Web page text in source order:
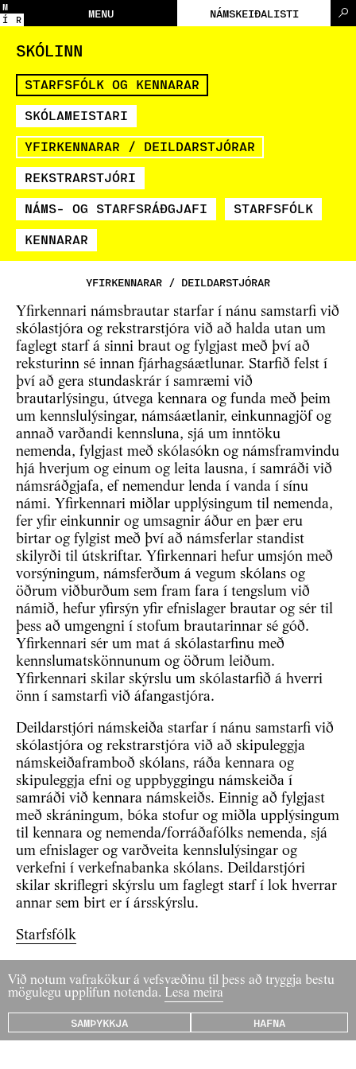
M
Í
R MENU NÁMSKEIÐALISTI
SKÓLINN
STARFSFÓLK OG KENNARAR
SKÓLAMEISTARI
YFIRKENNARAR / DEILDARSTJÓRAR
REKSTRARSTJÓRI
NÁMS- OG STARFSRÁÐGJAFI STARFSFÓLK
KENNARAR
YFIRKENNARAR / DEILDARSTJÓRAR
Yfirkennari námsbrautar starfar í nánu samstarfi við
skólastjóra og rekstrarstjóra við að halda utan um
faglegt starf á sinni braut og fylgjast með því að
reksturinn sé innan fjárhagsáætlunar. Starfið felst í
því að gera stundaskrár í samræmi við
brautarlýsingu, útvega kennara og funda með þeim
um kennslulýsingar, námsáætlanir, einkunnagjöf og
annað varðandi kennsluna, sjá um inntöku
nemenda, fylgjast með skólasókn og námsframvindu
hjá hverjum og einum og leita lausna, í samráði við
námsráðgjafa, ef nemendur lenda í vanda í sínu
námi. Yfirkennari miðlar upplýsingum til nemenda,
fer yfir einkunnir og umsagnir áður en þær eru
birtar og fylgist með því að námsferlar standist
skilyrði til útskriftar. Yfirkennari hefur umsjón með
vorsýningum, námsferðum á vegum skólans og
öðrum viðburðum sem fram fara í tengslum við
námið, hefur yfirsýn yfir efnislager brautar og sér til
þess að umgengni í stofum brautarinnar sé góð.
Yfirkennari sér um mat á skólastarfinu með
kennslumatskönnunum og öðrum leiðum.
Yfirkennari skilar skýrslu um skólastarfið á hverri
önn í samstarfi við áfangastjóra.
Deildarstjóri námskeiða starfar í nánu samstarfi við
skólastjóra og rekstrarstjóra við að skipuleggja
námskeiðaframboð skólans, ráða kennara og
skipuleggja efni og uppbyggingu námskeiða í
samráði við kennara námskeiðs. Einnig að fylgjast
með skráningum, bóka stofur og miðla upplýsingum
til kennara og nemenda/forráðafólks nemenda, sjá
um efnislager og varðveita kennslulýsingar og
verkefni í verkefnabanka skólans. Deildarstjóri
skilar skriflegri skýrslu um faglegt starf í lok hverrar
annar sem birt er í ársskýrslu.
Starfsfólk
Við notum vafrakökur á vefsvæðinu til þess að tryggja bestu
mögulegu upplifun notenda. Lesa meira
SAMÞYKKJA HAFNA